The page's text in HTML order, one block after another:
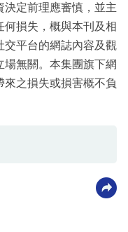
定前理應審慎，並主
損失，概與本刊及相
交平台的網誌內容及觀
無關。本集團旗下網
之損失或損害概不負